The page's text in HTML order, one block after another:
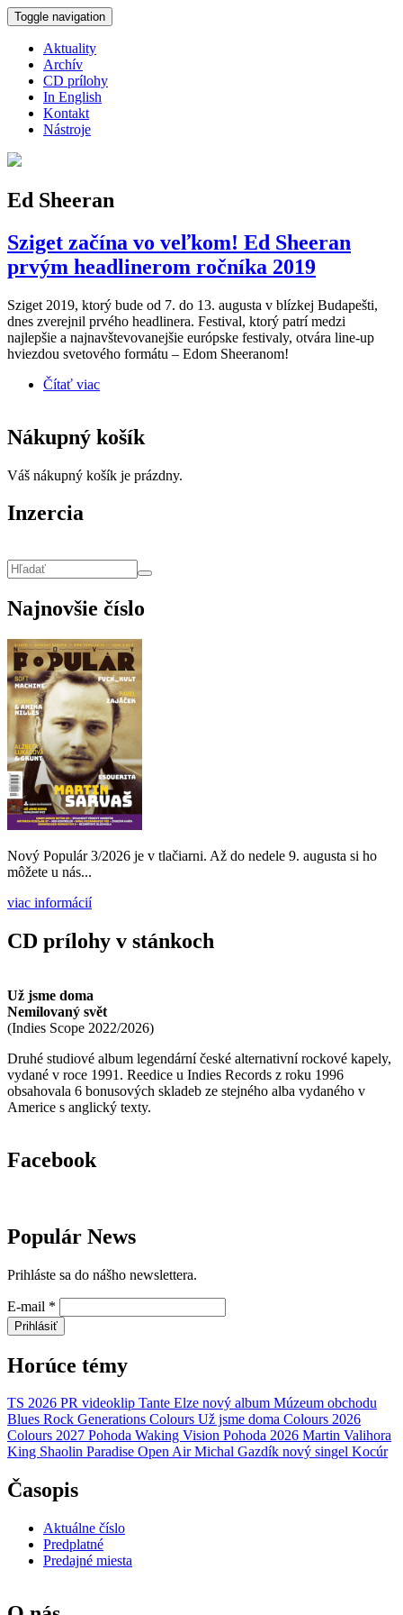
Skočiť na hlavný obsah
Toggle navigation
Aktuality
Archív
CD prílohy
In English
Kontakt
Nástroje
Ed Sheeran
Sziget začína vo veľkom! Ed Sheeran
prvým headlinerom ročníka 2019
Sziget 2019, ktorý bude od 7. do 13. augusta v blízkej Budapešti,
dnes zverejnil prvého headlinera. Festival, ktorý patrí medzi
najlepšie a najnavštevovanejšie európske festivaly, otvára line-up
hviezdou svetového formátu – Edom Sheeranom!
Čítať viac
Nákupný košík
Váš nákupný košík je prázdny.
Inzercia
Najnovšie číslo
Nový Populár 3/2026 je v tlačiarni. Až do nedele 9. augusta si ho
môžete u nás...
viac informácií
CD prílohy v stánkoch
Už jsme doma
Nemilovaný svět
(Indies Scope 2022/2026)
Druhé studiové album legendární české alternativní rockové kapely,
vydané v roce 1991. Reedice u Indies Records z roku 1996
obsahovala 6 bonusových skladeb ze stejného alba vydaného v
Americe s anglický texty.
Facebook
Populár News
Prihláste sa do nášho newslettera.
E-mail *
Prihlásiť
Horúce témy
TS 2026 PR videoklip Tante Elze nový album Múzeum obchodu
Blues Rock Generations Colours Už jsme doma Colours 2026
Colours 2027 Pohoda Waking Vision Pohoda 2026 Martin Valihora
King Shaolin Paradise Open Air Michal Gazdík nový singel Kocúr
Časopis
Aktuálne číslo
Predplatné
Predajné miesta